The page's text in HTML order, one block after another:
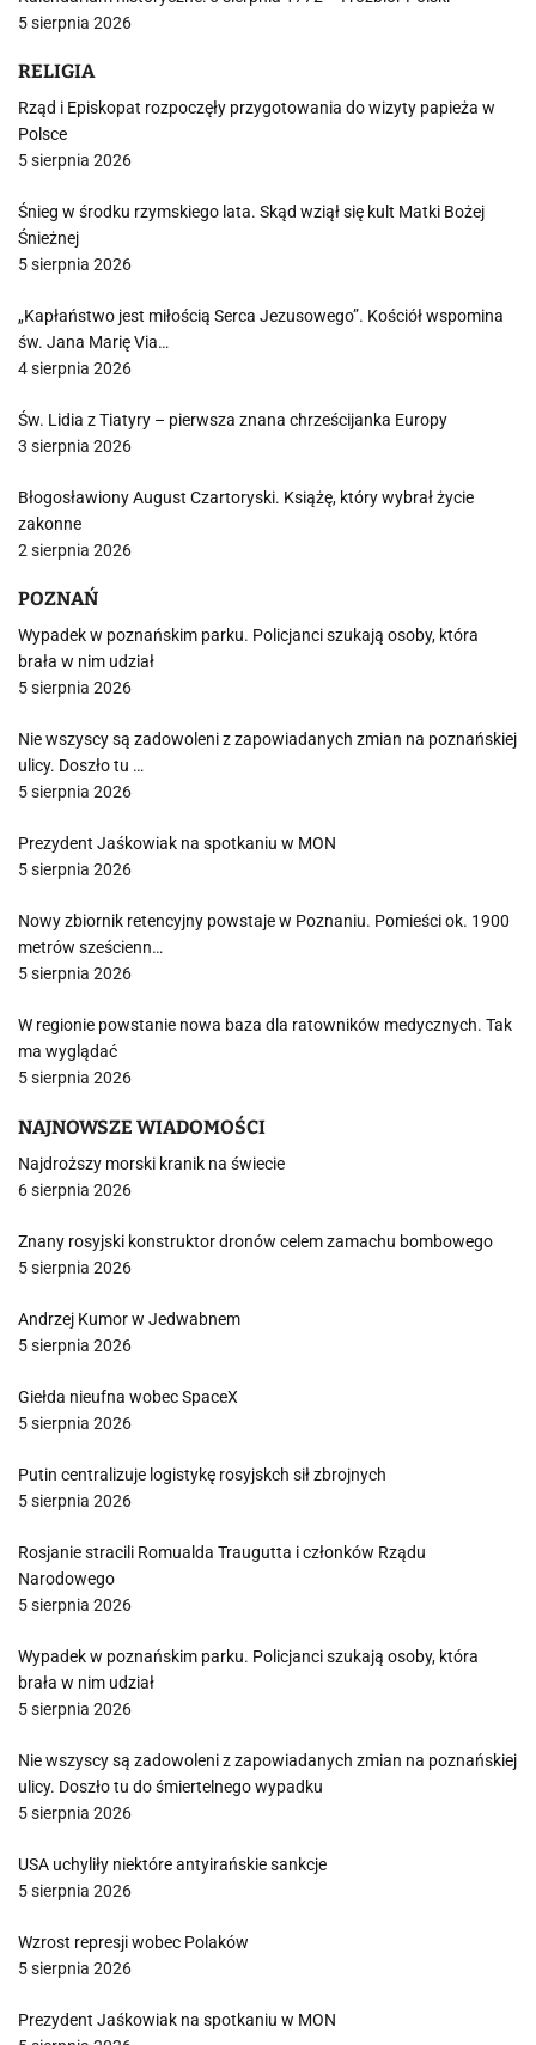
5 sierpnia 2026
RELIGIA
Rząd i Episkopat rozpoczęły przygotowania do wizyty papieża w
Polsce
5 sierpnia 2026
Śnieg w środku rzymskiego lata. Skąd wziął się kult Matki Bożej
Śnieżnej
5 sierpnia 2026
„Kapłaństwo jest miłością Serca Jezusowego”. Kościół wspomina
św. Jana Marię Via…
4 sierpnia 2026
Św. Lidia z Tiatyry – pierwsza znana chrześcijanka Europy
3 sierpnia 2026
Błogosławiony August Czartoryski. Książę, który wybrał życie
zakonne
2 sierpnia 2026
POZNAŃ
Wypadek w poznańskim parku. Policjanci szukają osoby, która
brała w nim udział
5 sierpnia 2026
Nie wszyscy są zadowoleni z zapowiadanych zmian na poznańskiej
ulicy. Doszło tu …
5 sierpnia 2026
Prezydent Jaśkowiak na spotkaniu w MON
5 sierpnia 2026
Nowy zbiornik retencyjny powstaje w Poznaniu. Pomieści ok. 1900
metrów sześcienn…
5 sierpnia 2026
W regionie powstanie nowa baza dla ratowników medycznych. Tak
ma wyglądać
5 sierpnia 2026
NAJNOWSZE WIADOMOŚCI
Najdroższy morski kranik na świecie
6 sierpnia 2026
Znany rosyjski konstruktor dronów celem zamachu bombowego
5 sierpnia 2026
Andrzej Kumor w Jedwabnem
5 sierpnia 2026
Giełda nieufna wobec SpaceX
5 sierpnia 2026
Putin centralizuje logistykę rosyjskch sił zbrojnych
5 sierpnia 2026
Rosjanie stracili Romualda Traugutta i członków Rządu
Narodowego
5 sierpnia 2026
Wypadek w poznańskim parku. Policjanci szukają osoby, która
brała w nim udział
5 sierpnia 2026
Nie wszyscy są zadowoleni z zapowiadanych zmian na poznańskiej
ulicy. Doszło tu do śmiertelnego wypadku
5 sierpnia 2026
USA uchyliły niektóre antyirańskie sankcje
5 sierpnia 2026
Wzrost represji wobec Polaków
5 sierpnia 2026
Prezydent Jaśkowiak na spotkaniu w MON